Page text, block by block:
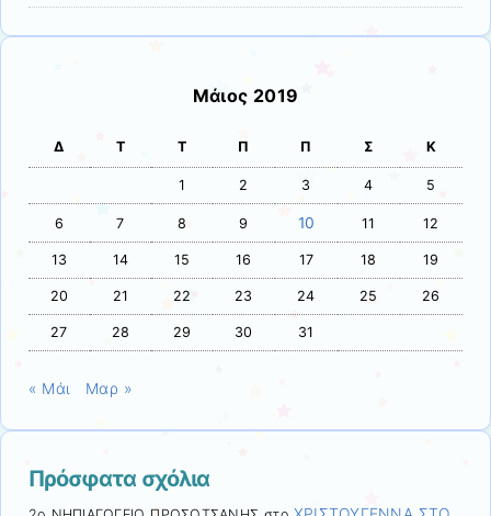
Μάιος 2019
Δ Τ Τ Π Π Σ Κ
1 2 3 4 5
6 7 8 9 10 11 12
13 14 15 16 17 18 19
20 21 22 23 24 25 26
27 28 29 30 31
« Μάι Μαρ »
Πρόσφατα σχόλια